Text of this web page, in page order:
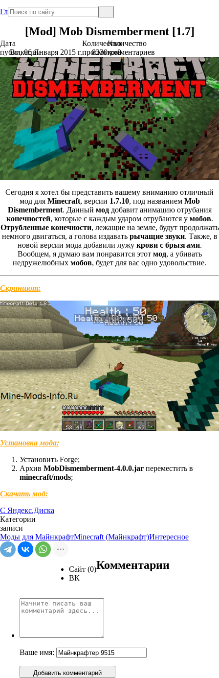
Главная
[Mod] Mob Dismemberment [1.7]
Дата
публикации
Вт., 06 Января 2015 г.
Количество
просмотров
8230
Количество
комментариев
0
Сегодня я хотел бы представить вашему вниманию отличный
мод для Minecraft, версии 1.7.10, под названием Mob
Dismemberment. Данный моддобавит анимацию отрубания
конечностей, которые с каждым ударом отрубаются у мобов.
Отрубленные конечности, лежащие на земле, будут продолжать
немного двигаться, а голова издавать рычащие звуки. Также, в
новой версии мода добавили лужу крови с брызгами.
Вообщем, я думаю вам понравится этот мод, а убивать
недружелюбных мобов, будет для вас одно удовольствие.
Скриншот:
Установка мода:
Установить Forge;
Архив MobDismemberment-4.0.0.jar переместить в
minecraft/mods;
Скачать мод:
С Яндекс.Диска
Категории
записи
Моды для МайнкрафтMinecraft (Майнкрафт)Интересное
Сайт (0)
ВК
Комментарии
Ваше имя:
Добавить комментарий